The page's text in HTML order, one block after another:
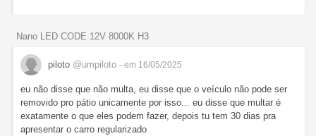
Nano LED CODE 12V 8000K H3
piloto @umpiloto - em 16/05/2025
eu não disse que não multa, eu disse que o veículo não pode ser
removido pro pátio unicamente por isso... eu disse que multar é
exatamente o que eles podem fazer, depois tu tem 30 dias pra
apresentar o carro regularizado